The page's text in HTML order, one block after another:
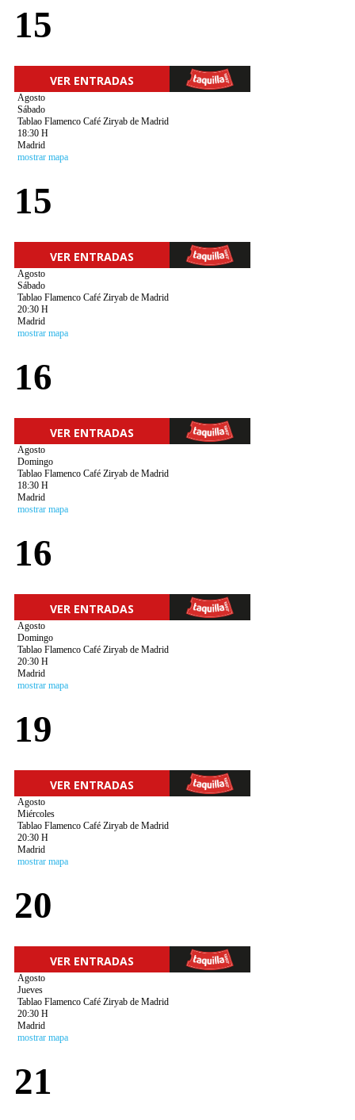
15
VER ENTRADAS
Agosto
Sábado
Tablao Flamenco Café Ziryab de Madrid
18:30 H
Madrid
mostrar mapa
15
VER ENTRADAS
Agosto
Sábado
Tablao Flamenco Café Ziryab de Madrid
20:30 H
Madrid
mostrar mapa
16
VER ENTRADAS
Agosto
Domingo
Tablao Flamenco Café Ziryab de Madrid
18:30 H
Madrid
mostrar mapa
16
VER ENTRADAS
Agosto
Domingo
Tablao Flamenco Café Ziryab de Madrid
20:30 H
Madrid
mostrar mapa
19
VER ENTRADAS
Agosto
Miércoles
Tablao Flamenco Café Ziryab de Madrid
20:30 H
Madrid
mostrar mapa
20
VER ENTRADAS
Agosto
Jueves
Tablao Flamenco Café Ziryab de Madrid
20:30 H
Madrid
mostrar mapa
21